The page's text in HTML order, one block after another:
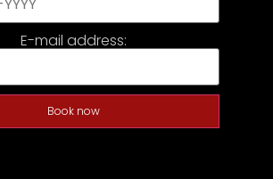
E-mail address:
Book now